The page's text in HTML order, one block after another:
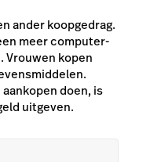
ander koopgedrag.
meer computer-
Vrouwen kopen
doen, is
uitgeven.